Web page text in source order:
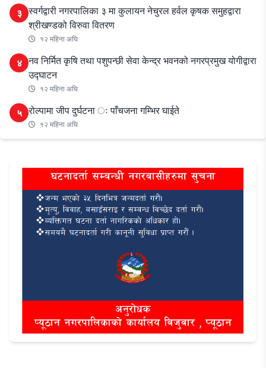
३ स्वर्गद्वारी नगरपालिका ३ मा कुलायन नेचुरल हर्वल कृषक समुहद्वारा
श्रीखण्डको विरुवा वितरण
१२ महिना अघि
४ नव निर्मित कृषि तथा पशुपन्छी सेवा केन्द्र भवनको नगरप्रमुख योगीद्वारा
उद्घाटन
१२ महिना अघि
५ रोल्पामा जीप दुर्घटना ः पाँचजना गम्भिर घाईते
१२ महिना अघि